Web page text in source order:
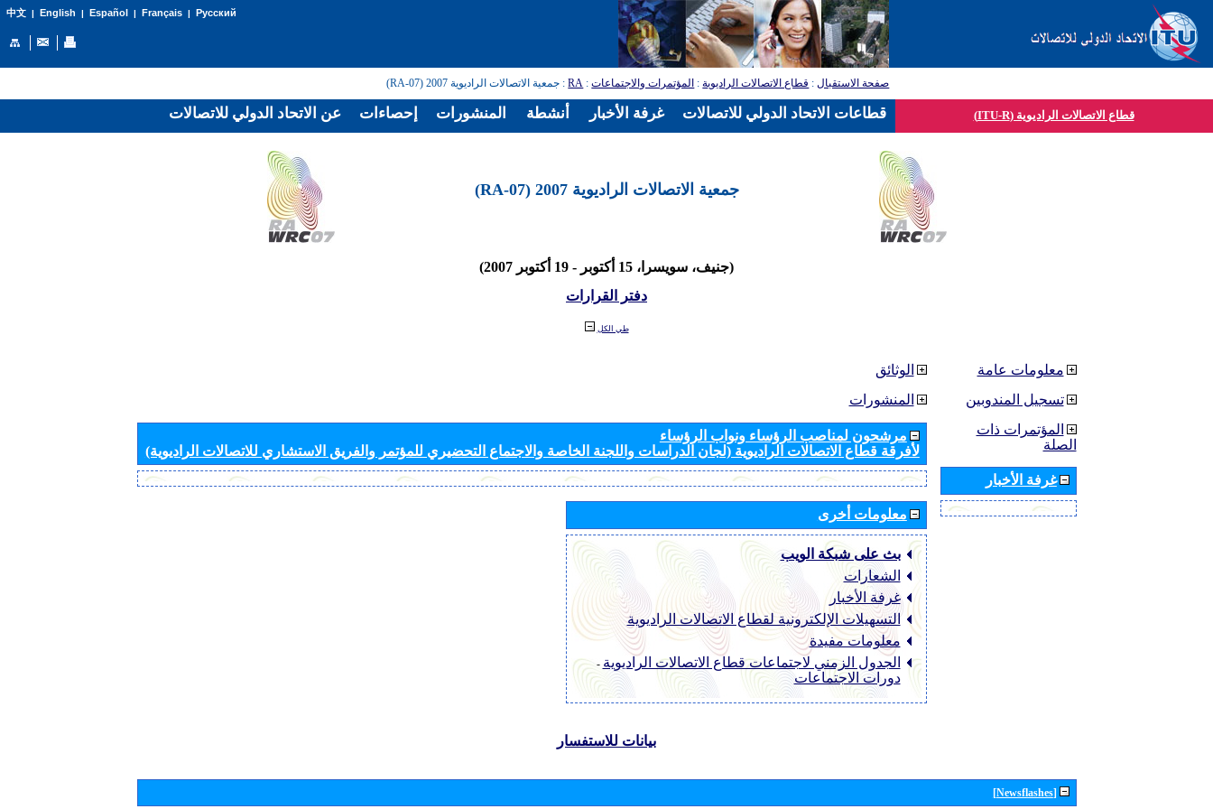
中文| English | Español | Français| Русский
صفحة الاستقبال: قطاع الاتصالات الراديوية: المؤتمرات والاجتماعات:
RA: جمعية الاتصالات الراديوية 2007 (RA-07)
قطاع الاتصالات الراديوية (ITU-R)
جمعية الاتصالات الراديوية 2007 (RA-07)
(جنيف، سويسرا، 15 أكتوبر - 19 أكتوبر 2007)
دفتر القرارات
طي الكل
الوثائق
المنشورات
مرشحون لمناصب الرؤساء ونواب الرؤساء
لأفرقة قطاع الاتصالات الراديوية (لجان الدراسات واللجنة الخاصة والاجتماع التحضيري للمؤتمر والفريق الاستشاري للاتصالات الراديوية)
معلومات أخرى
بث على شبكة الويب
الشعارات
غرفة الأخبار
التسهيلات الإلكترونية لقطاع الاتصالات الراديوية
معلومات مفيدة
الجدول الزمني لاجتماعات قطاع الاتصالات الراديوية -
دورات الاجتماعات
معلومات عامة
تسجيل المندوبين
المؤتمرات ذات
الصلة
غرفة الأخبار
بيانات للاستفسار
[Newsflashes]
عن الاتحاد الدولي للاتصالات إحصاءات المنشورات أنشطة غرفة الأخبار قطاعات الاتحاد الدولي للاتصالات